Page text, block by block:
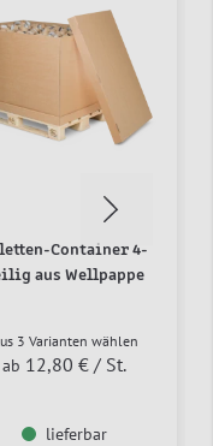
Container 4-
aus Wellpappe
3 Varianten wählen
ab 12,80 € / St.
lieferbar